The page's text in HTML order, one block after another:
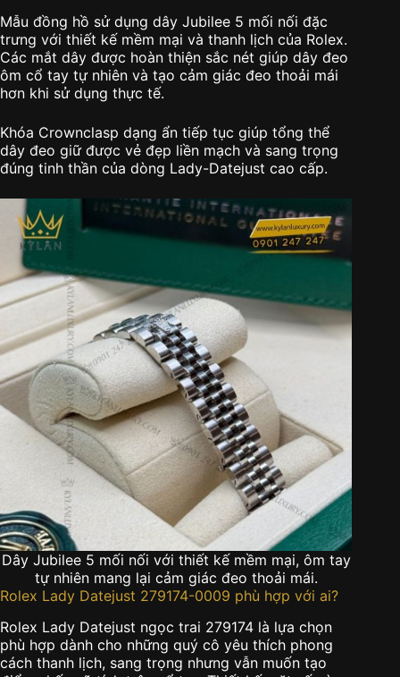
Mẫu đồng hồ sử dụng dây Jubilee 5 mối nối đặc
trưng với thiết kế mềm mại và thanh lịch của Rolex.
Các mắt dây được hoàn thiện sắc nét giúp dây đeo
ôm cổ tay tự nhiên và tạo cảm giác đeo thoải mái
hơn khi sử dụng thực tế.
Khóa Crownclasp dạng ẩn tiếp tục giúp tổng thể
dây đeo giữ được vẻ đẹp liền mạch và sang trọng
đúng tinh thần của dòng Lady-Datejust cao cấp.
Dây Jubilee 5 mối nối với thiết kế mềm mại, ôm tay
tự nhiên mang lại cảm giác đeo thoải mái.
Rolex Lady Datejust 279174-0009 phù hợp với ai?
Rolex Lady Datejust ngọc trai 279174 là lựa chọn
phù hợp dành cho những quý cô yêu thích phong
cách thanh lịch, sang trọng nhưng vẫn muốn tạo